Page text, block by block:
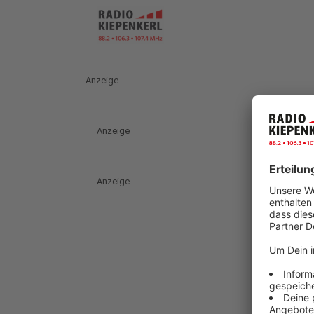
Anzeige
Anzeige
Anzeige